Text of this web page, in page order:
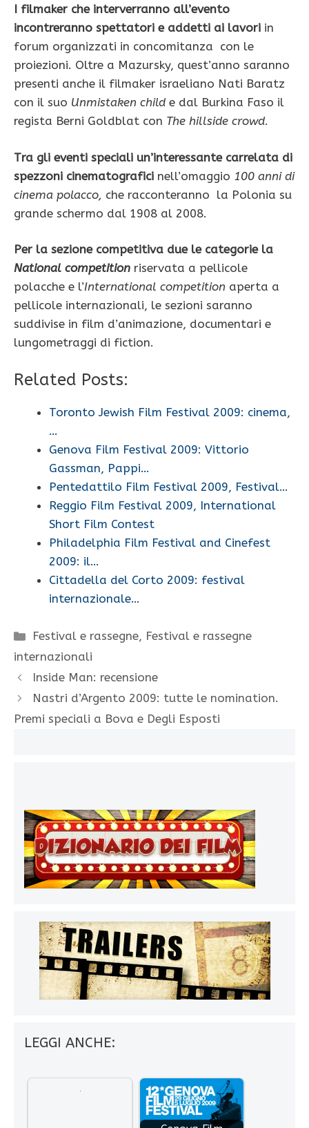
I filmaker che interverranno all’evento
incontreranno spettatori e addetti ai lavori in
forum organizzati in concomitanza con le
proiezioni. Oltre a Mazursky, quest’anno saranno
presenti anche il filmaker israeliano Nati Baratz
con il suo Unmistaken child e dal Burkina Faso il
regista Berni Goldblat con The hillside crowd.
Tra gli eventi speciali un’interessante carrelata di
spezzoni cinematografici nell’omaggio 100 anni di
cinema polacco, che racconteranno la Polonia su
grande schermo dal 1908 al 2008.
Per la sezione competitiva due le categorie la
National competition riservata a pellicole
polacche e l’International competition aperta a
pellicole internazionali, le sezioni saranno
suddivise in film d’animazione, documentari e
lungometraggi di fiction.
Related Posts:
Toronto Jewish Film Festival 2009: cinema,
…
Genova Film Festival 2009: Vittorio
Gassman, Pappi…
Pentedattilo Film Festival 2009, Festival…
Reggio Film Festival 2009, International
Short Film Contest
Philadelphia Film Festival and Cinefest
2009: il…
Cittadella del Corto 2009: festival
internazionale…
Categorie
Festival e rassegne, Festival e rassegne
internazionali
Inside Man: recensione
Nastri d’Argento 2009: tutte le nomination.
Premi speciali a Bova e Degli Esposti
LEGGI ANCHE: